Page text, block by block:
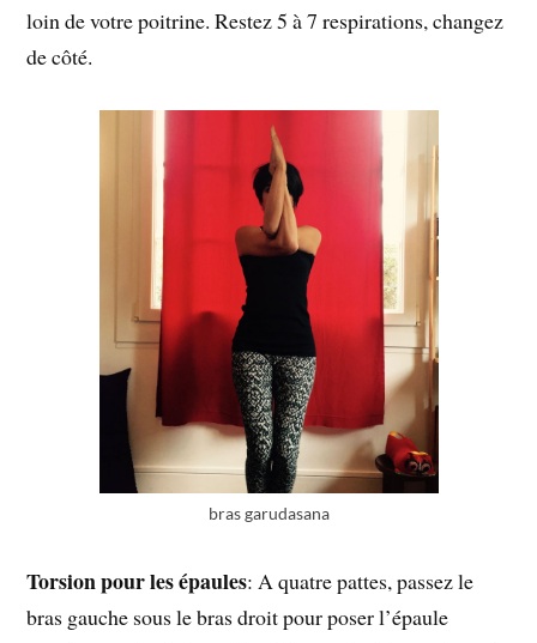
loin de votre poitrine. Restez 5 à 7 respirations, changez
de côté.
bras garudasana
Torsion pour les épaules: A quatre pattes, passez le
bras gauche sous le bras droit pour poser l’épaule